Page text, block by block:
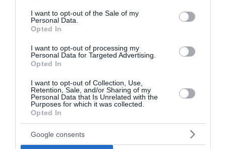
consent section.
I want to opt-out of the Sale of my
Personal Data.
Opted In
I want to opt-out of processing my
Personal Data for Targeted Advertising.
Opted In
I want to opt-out of Collection, Use,
Retention, Sale, and/or Sharing of my
Personal Data that Is Unrelated with the
Purposes for which it was collected.
Opted In
Google consents